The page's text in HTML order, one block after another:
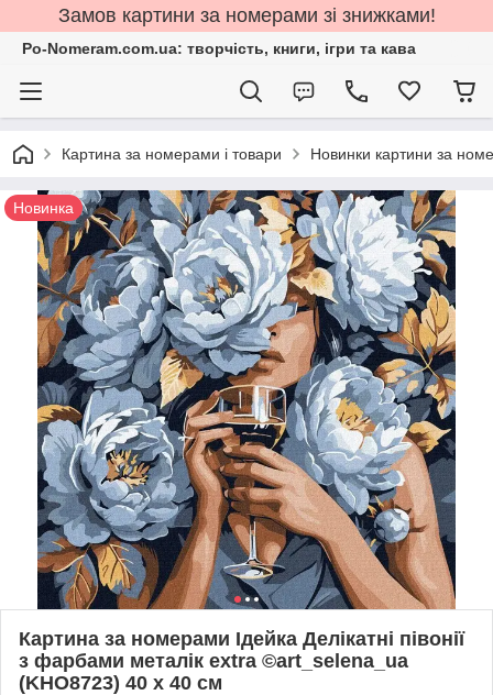
Замов картини за номерами зі знижками!
Po-Nomeram.com.ua: творчість, книги, ігри та кава
Картина за номерами і товари Новинки картини за
Новинка
Картина за номерами Ідейка Делікатні півонії
з фарбами металік extra ©art_selena_ua
(KHO8723) 40 х 40 см